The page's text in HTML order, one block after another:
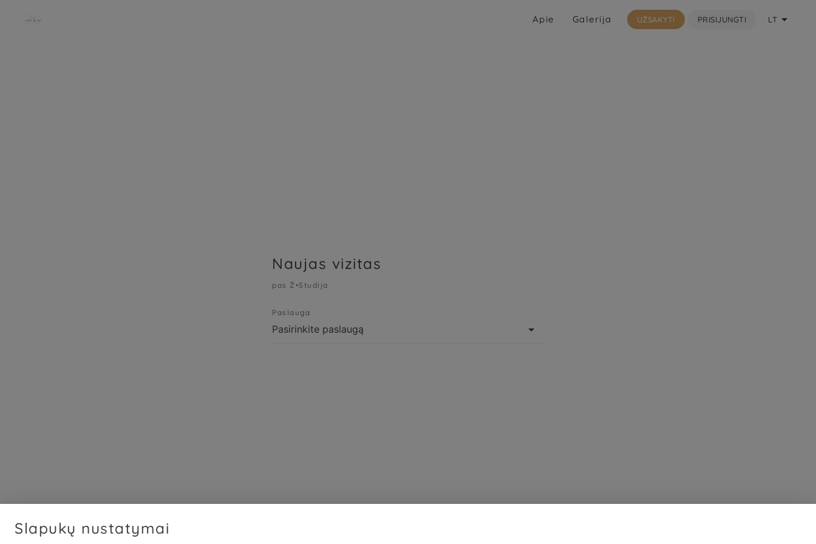
Apie Galerija UŽSAKYTI PRISIJUNGTI LT 
Naujas vizitas
pas Ž•Studija
Paslauga
Slapukų nustatymai